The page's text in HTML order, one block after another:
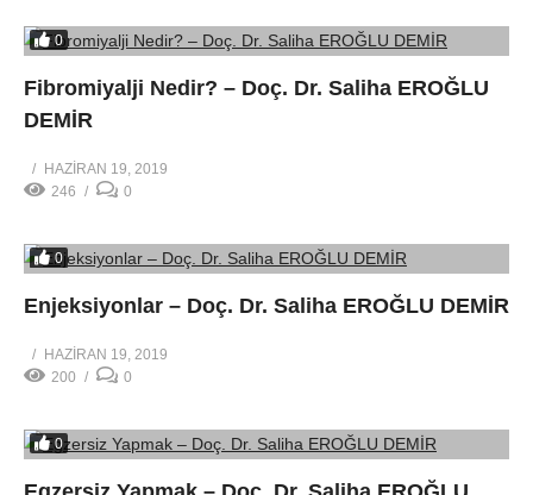
0
Fibromiyalji Nedir? – Doç. Dr. Saliha EROĞLU
DEMİR
HAZIRAN 19, 2019
246
0
0
Enjeksiyonlar – Doç. Dr. Saliha EROĞLU DEMİR
HAZIRAN 19, 2019
200
0
0